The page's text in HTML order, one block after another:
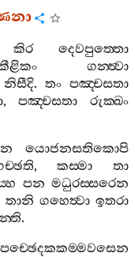
කිර
දෙවපුත‍්තො
ගන‍්ත්‍වා
නිසීදි. තං පඤ‍්චසතා
,පඤ‍්චසතා
රුක‍්ඛං
යොජනසතිකොපි
,කස‍්මා
තා
පන මධුරස‍්සරෙන
තානි ගහෙත්‍වා ඉතරා
.